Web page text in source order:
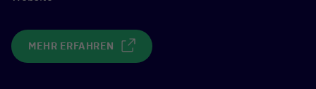
MEHR ERFAHREN